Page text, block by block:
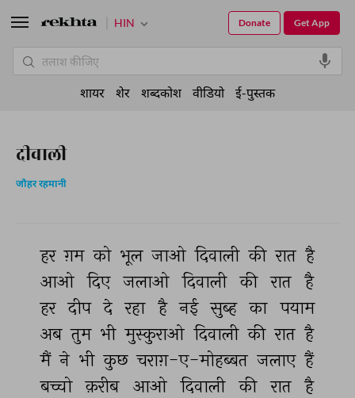
दीवाली
जौहर रहमानी
हर ग़म को भूल जाओ दिवाली की रात है
आओ दिए जलाओ दिवाली की रात
है
हर दीप दे रहा है नई सुब्ह का पयाम
अब तुम भी मुस्कुराओ दिवाली की रात है
मैं ने भी कुछ चराग़-ए-मोहब्बत जलाए हैं
बच्चो क़रीब आओ दिवाली की रात
है
HIN Get App
Donate
शायर शेर शब्दकोश वीडियो ई-पुस्तक